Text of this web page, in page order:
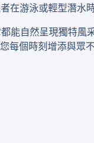
在游泳或輕型潛水
能自然呈現獨特風
每個時刻增添與眾